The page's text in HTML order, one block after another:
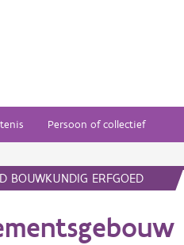
Persoon of collectief
BOUWKUNDIG ERFGOED